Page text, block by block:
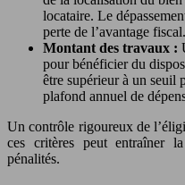
locataire. Le
perte de l’avantage fiscal.
Montant des travaux :
pour bénéficier du
être supérieur à un seuil
plafond annuel de
Un contrôle rigoureux de
ces critères peut entraîner
pénalités.